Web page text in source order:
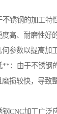
锈钢的加工特
高、耐磨性好
参数以提高加
：由于不锈钢
损较快，导致
CNC加工广泛